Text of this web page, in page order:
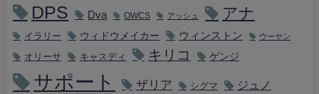
DPS Dva OWCS アッシュ アナ
イラリー ウィドウメイカー ウィンストン ウーヤン
オリーサ キャスディ キリコ ゲンジ
サポート ザリア シグマ ジュノ